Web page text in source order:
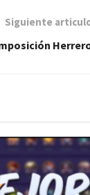
Siguiente